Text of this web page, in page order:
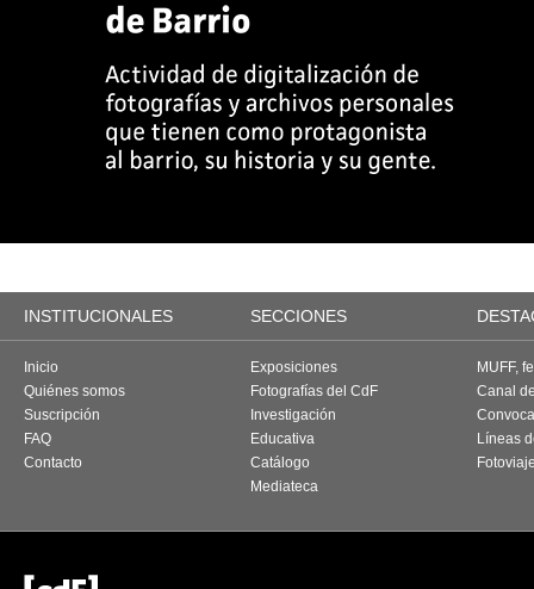
INSTITUCIONALES SECCIONES
Inicio
Quiénes somos
Suscripción
FAQ
Contacto
Exposiciones
Fotografías del CdF
Investigación
Educativa
Catálogo
Mediateca
MUFF,
Canal
Líneas